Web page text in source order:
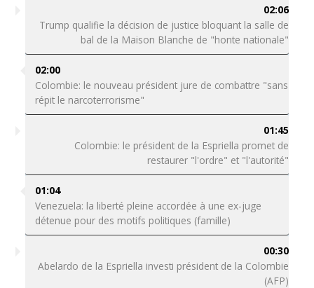
02:06
Trump qualifie la décision de justice bloquant la salle de
bal de la Maison Blanche de "honte nationale"
02:00
Colombie: le nouveau président jure de combattre "sans
répit le narcoterrorisme"
01:45
Colombie: le président de la Espriella promet de
restaurer "l'ordre" et "l'autorité"
01:04
Venezuela: la liberté pleine accordée à une ex-juge
détenue pour des motifs politiques (famille)
00:30
Abelardo de la Espriella investi président de la Colombie
(AFP)